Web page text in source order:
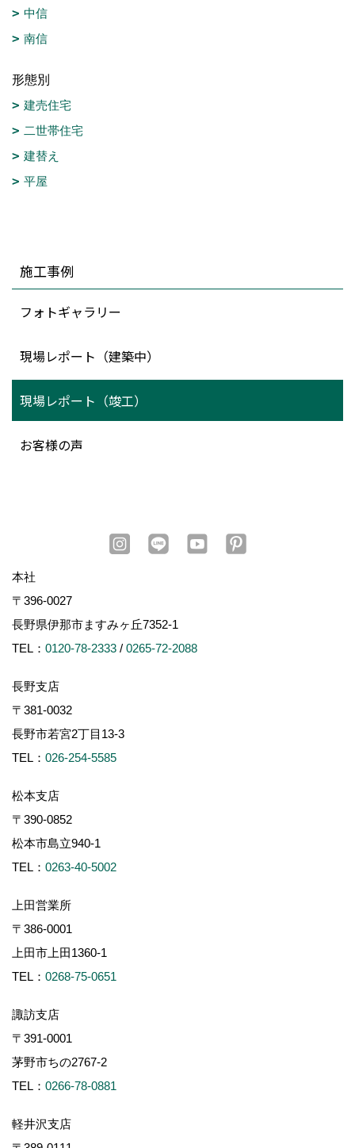
中信
南信
形態別
建売住宅
二世帯住宅
建替え
平屋
施工事例
フォトギャラリー
現場レポート（建築中）
現場レポート（竣工）
お客様の声
本社
〒396-0027
長野県伊那市ますみヶ丘7352-1
TEL： 0120-78-2333 / 0265-72-2088
長野支店
〒381-0032
長野市若宮2丁目13-3
TEL： 026-254-5585
松本支店
〒390-0852
松本市島立940-1
TEL： 0263-40-5002
上田営業所
〒386-0001
上田市上田1360-1
TEL： 0268-75-0651
諏訪支店
〒391-0001
茅野市ちの2767-2
TEL： 0266-78-0881
軽井沢支店